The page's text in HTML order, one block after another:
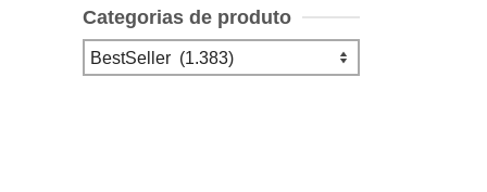
Categorias de produto